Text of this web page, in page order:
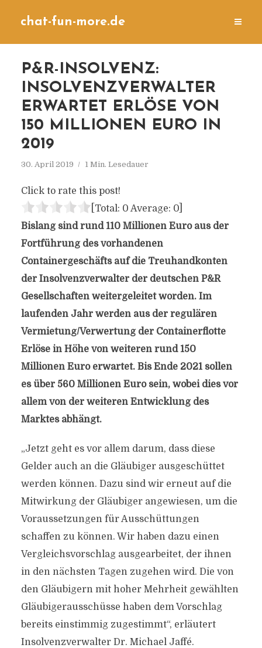
chat-fun-more.de
P&R-INSOLVENZ:
INSOLVENZVERWALTER
ERWARTET ERLÖSE VON
150 MILLIONEN EURO IN
2019
30. April 2019 1 Min. Lesedauer
Click to rate this post!
[Total: 0 Average: 0]
Bislang sind rund 110 Millionen Euro aus der
Fortführung des vorhandenen
Containergeschäfts auf die Treuhandkonten
der Insolvenzverwalter der deutschen P&R
Gesellschaften weitergeleitet worden. Im
laufenden Jahr werden aus der regulären
Vermietung/Verwertung der Containerflotte
Erlöse in Höhe von weiteren rund 150
Millionen Euro erwartet. Bis Ende 2021 sollen
es über 560 Millionen Euro sein, wobei dies vor
allem von der weiteren Entwicklung des
Marktes abhängt.
„Jetzt geht es vor allem darum, dass diese
Gelder auch an die Gläubiger ausgeschüttet
werden können. Dazu sind wir erneut auf die
Mitwirkung der Gläubiger angewiesen, um die
Voraussetzungen für Ausschüttungen
schaffen zu können. Wir haben dazu einen
Vergleichsvorschlag ausgearbeitet, der ihnen
in den nächsten Tagen zugehen wird. Die von
den Gläubigern mit hoher Mehrheit gewählten
Gläubigerausschüsse haben dem Vorschlag
bereits einstimmig zugestimmt“, erläutert
Insolvenzverwalter Dr. Michael Jaffé.